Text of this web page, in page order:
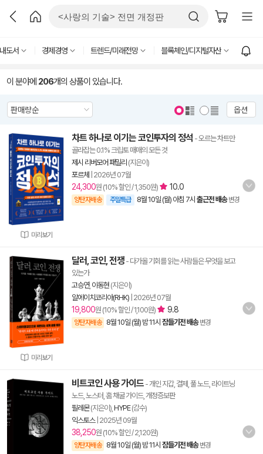
도서 경제경영 트렌드/미래전망 블록체인/디지털자산
이 분야에 206개의 상품이 있습니다.
옵션
미리보기
차트 하나로 이기는 코인투자의 정석 - 오르는 차트만
골라잡는 0.1% 크립토 매매의 모든 것
제시 리버모어 패밀리 (지은이)
포르체
2026년 07월
24,300원 (10% 할인 / 1,350원) 10.0
양탄자배송 주말특급 8월 10일 (월) 아침 7시 출근전 배송 변경
미리보기
달러, 코인, 전쟁 - 다가올 기회를 읽는 사람들은 무엇을 보고
있는가
고승연, 이동현 (지은이)
알에이치코리아(RHK) 2026년 07월
19,800원 (10% 할인 / 1,100원) 9.8
양탄자배송 8월 10일 (월) 밤 11시 잠들기전 배송 변경
비트코인 사용 가이드 - 개인 지갑, 결제, 풀 노드, 라이트닝
노드, 노스터, 홈 채굴 가이드, 개정증보판
필레몬(지은이), HYPE(감수)
익스토스| 2025년 09월
38,250원 (10% 할인 / 2,120원)
양탄자배송 8월 10일 (월) 밤 11시 잠들기전 배송 변경